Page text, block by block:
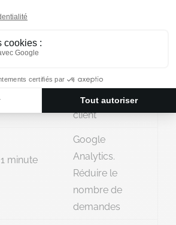
en tant
qu’identifiant
client
1 minute
Google
Analytics.
Réduire le
nombre de
demandes